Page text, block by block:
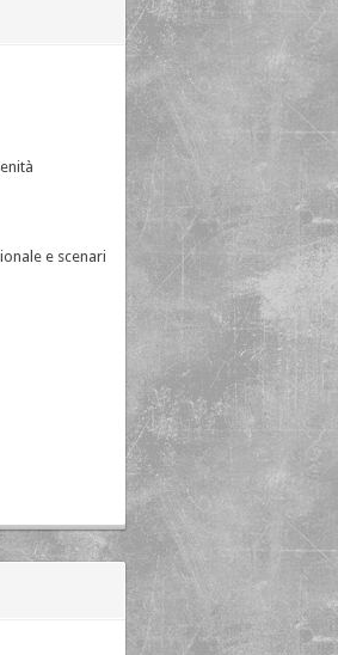
e scenari